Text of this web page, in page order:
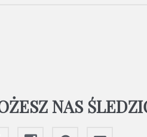
NAS